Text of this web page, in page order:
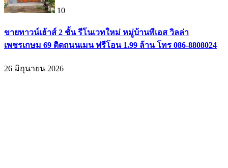
10
ขายทาวน์เฮ้าส์ 2 ชั้น รีโนเวทใหม่ หมู่บ้านพีเอส วิลล่า
เพชรเกษม 69 ติดถนนเมน ฟรีโอน 1.99 ล้าน โทร 086-8808024
26 มิถุนายน 2026